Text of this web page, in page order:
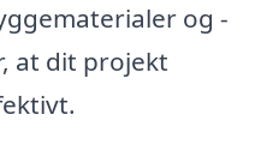
og -
at dit projekt